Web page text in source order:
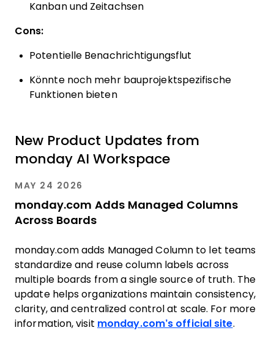
Kanban und Zeitachsen
Cons:
Potentielle Benachrichtigungsflut
Könnte noch mehr bauprojektspezifische
Funktionen bieten
New Product Updates from
monday AI Workspace
MAY 24 2026
monday.com Adds Managed Columns
Across Boards
monday.com adds Managed Column to let teams
standardize and reuse column labels across
multiple boards from a single source of truth. The
update helps organizations maintain consistency,
clarity, and centralized control at scale. For more
information, visit monday.com’s official site.